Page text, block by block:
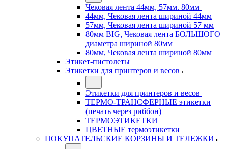
Чековая лента 44мм, 57мм. 80мм
44мм, Чековая лента шириной 44мм
57мм, Чековая лента шириной 57 мм
80мм BIG, Чековая лента БОЛЬШОГО
диаметра шириной 80мм
80мм, Чековая лента шириной 80мм
Этикет-пистолеты
Этикетки для принтеров и весов
Этикетки для принтеров и весов
ТЕРМО-ТРАНСФЕРНЫЕ этикетки
(печать через риббон)
ТЕРМОЭТИКЕТКИ
ЦВЕТНЫЕ термоэтикетки
ПОКУПАТЕЛЬСКИЕ КОРЗИНЫ И ТЕЛЕЖКИ